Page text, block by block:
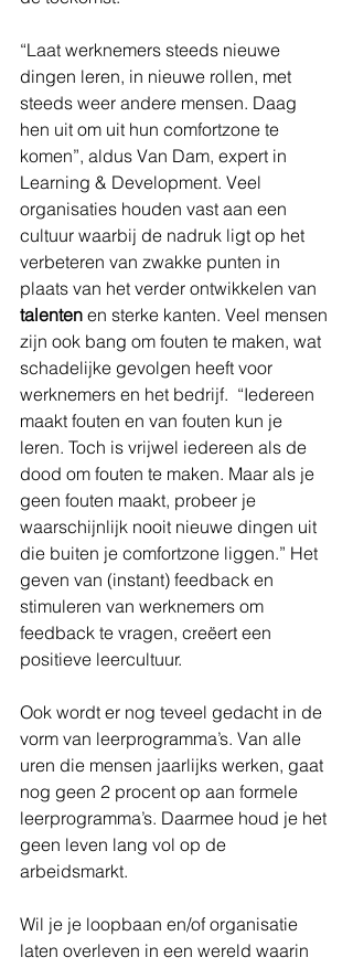
“Laat werknemers steeds nieuwe
dingen leren, in nieuwe rollen, met
steeds weer andere mensen. Daag
hen uit om uit hun comfortzone te
komen”, aldus Van Dam, expert in
Learning & Development. Veel
organisaties houden vast aan een
cultuur waarbij de nadruk ligt op het
verbeteren van zwakke punten in
plaats van het verder ontwikkelen van
talenten en sterke kanten. Veel mensen
zijn ook bang om fouten te maken, wat
schadelijke gevolgen heeft voor
werknemers en het bedrijf.  “Iedereen
maakt fouten en van fouten kun je
leren. Toch is vrijwel iedereen als de
dood om fouten te maken. Maar als je
geen fouten maakt, probeer je
waarschijnlijk nooit nieuwe dingen uit
die buiten je comfortzone liggen.” Het
geven van (instant) feedback en
stimuleren van werknemers om
feedback te vragen, creëert een
positieve leercultuur.
Ook wordt er nog teveel gedacht in de
vorm van leerprogramma’s. Van alle
uren die mensen jaarlijks werken, gaat
nog geen 2 procent op aan formele
leerprogramma’s. Daarmee houd je het
geen leven lang vol op de
arbeidsmarkt.
Wil je je loopbaan en/of organisatie
laten overleven in een wereld waarin